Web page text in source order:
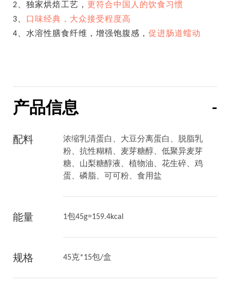
2、独家烘焙工艺，
更符合中国人的饮食习惯
3、
口味经典，大众接受程度高
4、水溶性膳食纤维，增强饱腹感， 促进肠道蠕动
产品信息 -
配料
浓缩乳清蛋白、大豆分离蛋白、脱脂乳
粉、抗性糊精、麦芽糖醇、低聚异麦芽
糖、山梨糖醇液、植物油、花生碎、鸡
蛋、磷脂、可可粉、食用盐
能量 1包45g=159.4kcal
规格 45克*15包/盒